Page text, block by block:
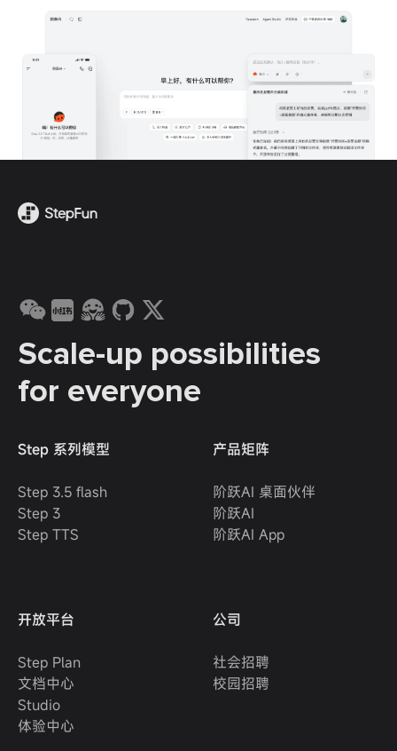
Step 系列模型
Step 3.5 flash
Step 3
Step TTS
产品矩阵
阶跃AI 桌面伙伴
阶跃AI
阶跃AI App
开放平台
Step Plan
文档中心
Studio
体验中心
公司
社会招聘
校园招聘
Scale-up possibilities
for everyone